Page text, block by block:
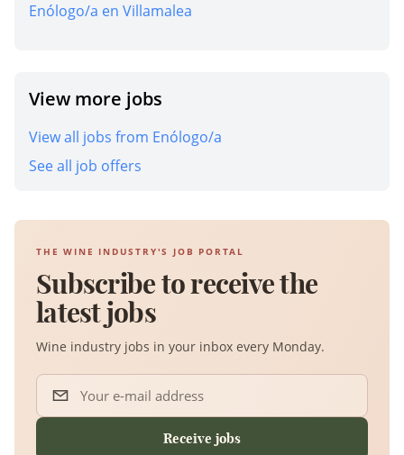
Enólogo/a en Villamalea
View more jobs
View all jobs from Enólogo/a
See all job offers
THE WINE INDUSTRY'S JOB PORTAL
Subscribe to receive the
latest jobs
Wine industry jobs in your inbox every Monday.
Your e-mail address
Receive jobs